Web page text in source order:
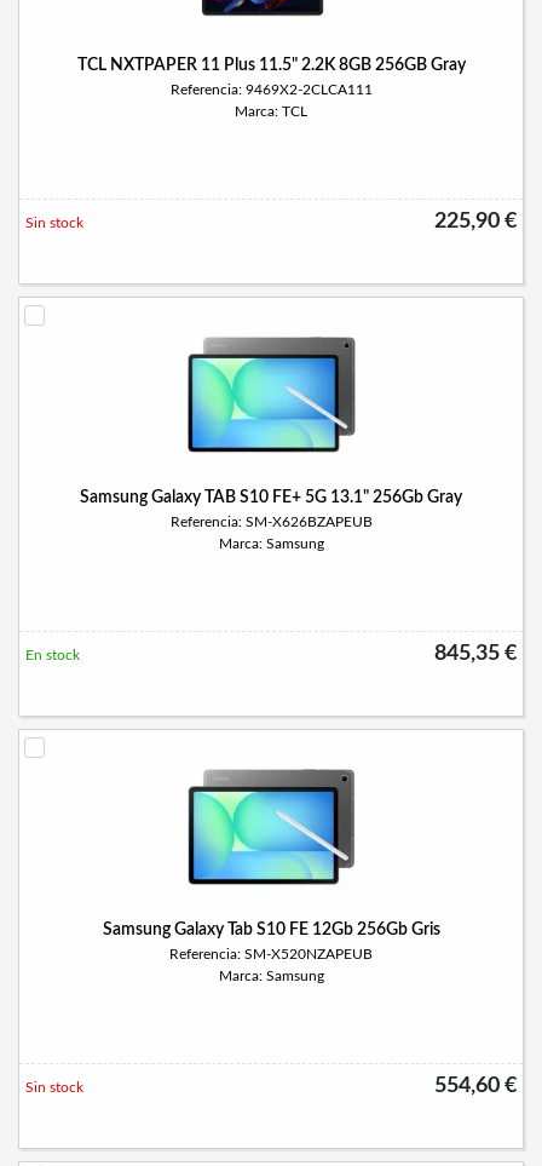
TCL NXTPAPER 11 Plus 11.5" 2.2K 8GB 256GB Gray
Referencia: 9469X2-2CLCA111
Marca: TCL
225,90 €
Sin stock
Samsung Galaxy TAB S10 FE+ 5G 13.1" 256Gb Gray
Referencia: SM-X626BZAPEUB
Marca: Samsung
845,35 €
En stock
Samsung Galaxy Tab S10 FE 12Gb 256Gb Gris
Referencia: SM-X520NZAPEUB
Marca: Samsung
554,60 €
Sin stock